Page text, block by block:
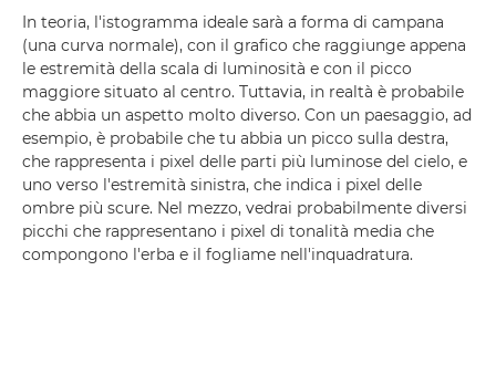
In teoria, l'istogramma ideale sarà a forma di campana
(una curva normale), con il grafico che raggiunge appena
le estremità della scala di luminosità e con il picco
maggiore situato al centro. Tuttavia, in realtà è probabile
che abbia un aspetto molto diverso. Con un paesaggio, ad
esempio, è probabile che tu abbia un picco sulla destra,
che rappresenta i pixel delle parti più luminose del cielo, e
uno verso l'estremità sinistra, che indica i pixel delle
ombre più scure. Nel mezzo, vedrai probabilmente diversi
picchi che rappresentano i pixel di tonalità media che
compongono l'erba e il fogliame nell'inquadratura.